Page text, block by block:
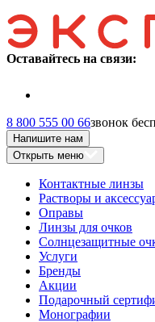
Оставайтесь на связи:
8 800 555 00 66звонок
Напишите нам
Открыть меню
Контактные линзы
Растворы и
Оправы
Линзы для очков
Солнцезащитные
Услуги
Бренды
Акции
Подарочный
Монографии